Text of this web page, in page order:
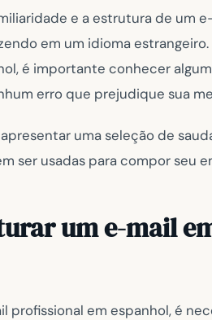
e a estrutura de um
em um idioma
é importante conhecer
erro que prejudique sua
uma seleção de
ser usadas para compor seu
um e-mail
profissional em espanhol, é